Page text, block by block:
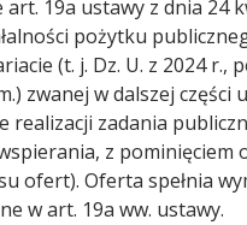
19a ustawy z dnia 24
pożytku
(t. j. Dz. U. z 2024 r.,
zwanej w dalszej części
realizacji zadania
z pominięciem
ofert). Oferta spełnia
w art. 19a ww. ustawy.